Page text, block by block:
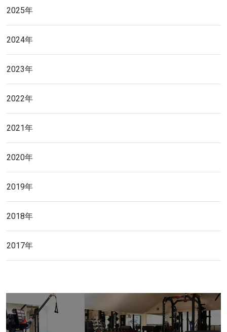
2025年
2024年
2023年
2022年
2021年
2020年
2019年
2018年
2017年